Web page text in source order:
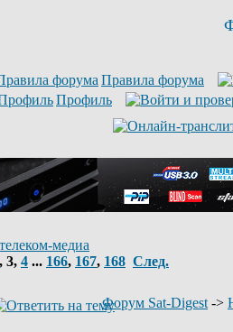
Правила форума
Профиль
медиа
, 3, 4 ... 166, 167, 168 След.
Форум Sat-Digest ->